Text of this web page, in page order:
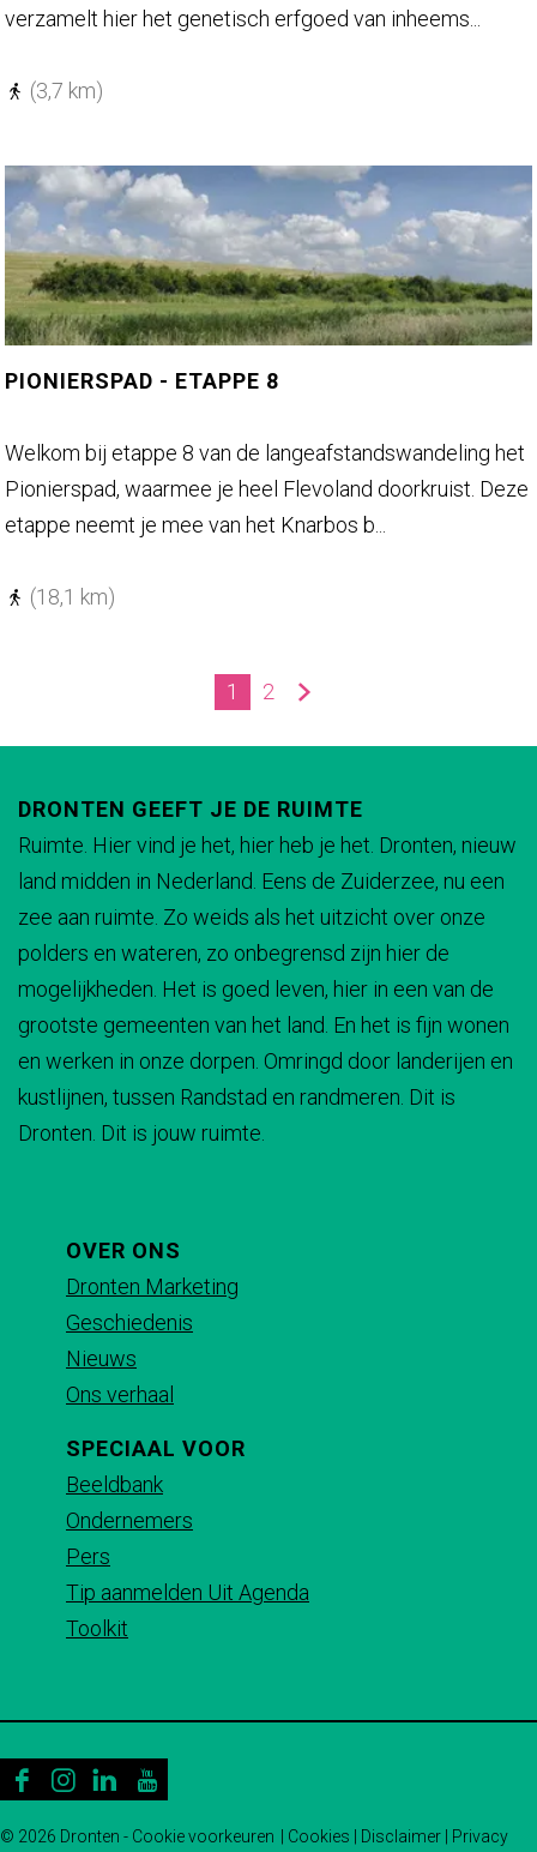
n
h
e
n
n
e
r
u
t
e
G
e
e
n
b
n
verzamelt hier het genetisch erfgoed van inheems...
(3,7 km)
PIONIERSPAD - ETAPPE 8
P
i
o
Welkom bij etappe 8 van de langeafstandswandeling het
Pionierspad, waarmee je heel Flevoland doorkruist. Deze
etappe neemt je mee van het Knarbos b...
(18,1 km)
H
u
d
i
g
e
p
a
g
i
n
a
1
G
a
a
a
r
p
a
g
i
n
a
2
G
a
a
a
r
d
e
v
o
l
g
DRONTEN GEEFT JE DE RUIMTE
Ruimte. Hier vind je het, hier heb je het. Dronten, nieuw
land midden in Nederland. Eens de Zuiderzee, nu een
zee aan ruimte. Zo weids als het uitzicht over onze
polders en wateren, zo onbegrensd zijn hier de
mogelijkheden. Het is goed leven, hier in een van de
grootste gemeenten van het land. En het is fijn wonen
en werken in onze dorpen. Omringd door landerijen en
kustlijnen, tussen Randstad en randmeren. Dit is
Dronten. Dit is jouw ruimte.
OVER ONS
Dronten Marketing
Geschiedenis
Nieuws
Ons verhaal
SPECIAAL VOOR
Beeldbank
Ondernemers
Pers
Tip aanmelden Uit Agenda
Toolkit
© 2026 Dronten - Cookie voorkeuren Cookies Disclaimer Privacy
F
a
I
n
L
i
Y
o